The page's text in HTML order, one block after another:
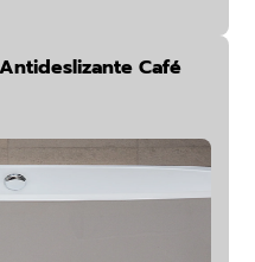
Café